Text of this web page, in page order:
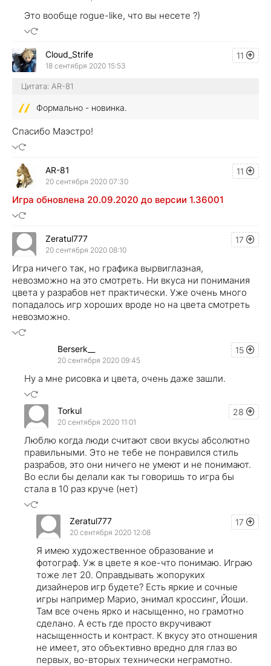
Это вообще rogue-like, что вы несете ?)
11
Cloud_Strife
18 сентября 2020 15:53
Цитата: AR-81
Формально - новинка.
Спасибо Маэстро!
11
AR-81
20 сентября 2020 07:30
Игра обновлена 20.09.2020 до версии 1.36001
17
Zeratul777
20 сентября 2020 08:10
Игра ничего так, но графика вырвиглазная,
невозможно на это смотреть. Ни вкуса ни понимания
цвета у разрабов нет практически. Уже очень много
попадалось игр хороших вроде но на цвета смотреть
невозможно.
15
Berserk__
20 сентября 2020 09:45
Ну а мне рисовка и цвета, очень даже зашли.
28
Torkul
20 сентября 2020 11:01
Люблю когда люди считают свои вкусы абсолютно
правильными. Это не тебе не понравился стиль
разрабов, это они ничего не умеют и не понимают.
Во если бы делали как ты говоришь то игра бы
стала в 10 раз круче (нет)
17
Zeratul777
20 сентября 2020 12:08
Я имею художественное образование и
фотограф. Уж в цвете я кое-что понимаю. Играю
тоже лет 20. Оправдывать жопоруких
дизайнеров игр будете? Есть яркие и сочные
игры например Марио, энимал кроссинг, Йоши.
Там все очень ярко и насыщенно, но грамотно
сделано. А есть где просто вкручивают
насыщенность и контраст. К вкусу это отношения
не имеет, это объективно вредно для глаз во
первых, во-вторых технически неграмотно.